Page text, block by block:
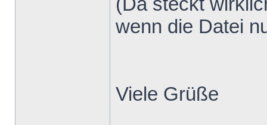
wenn die Datei
Viele Grüße